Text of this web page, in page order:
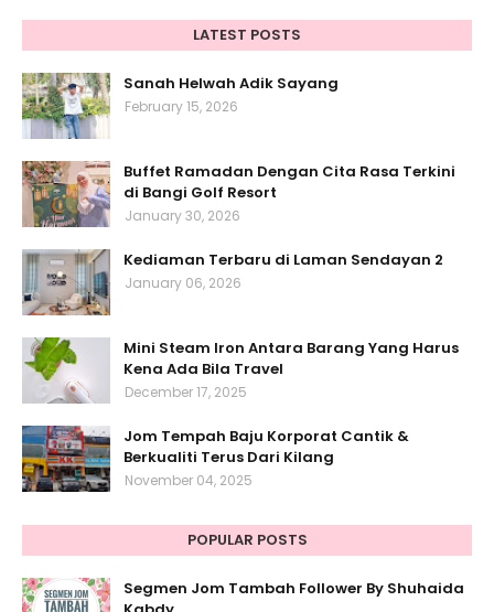
LATEST POSTS
Sanah Helwah Adik Sayang
February 15, 2026
Buffet Ramadan Dengan Cita Rasa Terkini
di Bangi Golf Resort
January 30, 2026
Kediaman Terbaru di Laman Sendayan 2
January 06, 2026
Mini Steam Iron Antara Barang Yang Harus
Kena Ada Bila Travel
December 17, 2025
Jom Tempah Baju Korporat Cantik &
Berkualiti Terus Dari Kilang
November 04, 2025
POPULAR POSTS
Segmen Jom Tambah Follower By Shuhaida